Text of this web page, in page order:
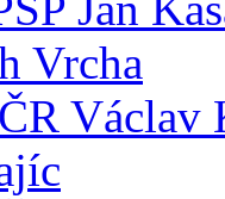
Vrcha
Václav